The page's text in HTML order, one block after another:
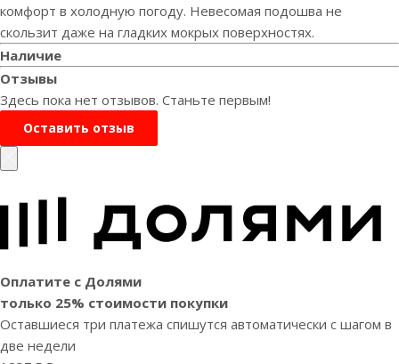
комфорт в холодную погоду. Невесомая подошва не
скользит даже на гладких мокрых поверхностях.
Наличие
Отзывы
Здесь пока нет отзывов. Станьте первым!
Оставить отзыв
Оплатите с Долями
только 25% стоимости покупки
Оставшиеся три платежа спишутся автоматически с шагом в
две недели